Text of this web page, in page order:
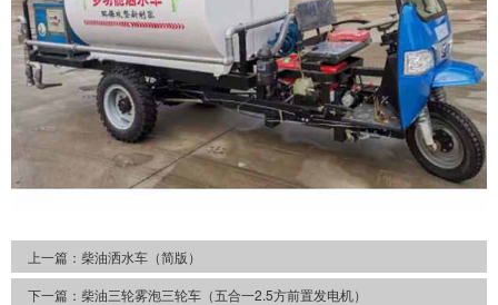
上一篇： 柴油洒水车（简版）
下一篇： 柴油三轮雾泡三轮车（五合一2.5方前置发电机）